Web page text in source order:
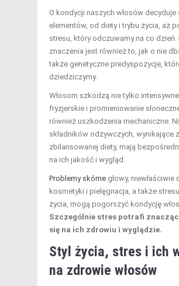
O kondycji naszych włosów decyduje
elementów, od diety i trybu życia, aż
stresu, który odczuwamy na co dzień.
znaczenia jest również to, jak o nie
także genetyczne predyspozycje,
dziedziczymy.
Włosom szkodzą nie tylko
fryzjerskie i promieniowanie
również uszkodzenia mechaniczne.
składników odżywczych, wynikające
zbilansowanej diety, mają
na ich jakość i wygląd.
Problemy skórne głowy, niewłaściwie
kosmetyki i pielęgnacja, a także
życia, mogą pogorszyć kondycję
Szczególnie stres potrafi
się na ich zdrowiu i wyglądzie.
Styl życia, stres i ich
na zdrowie włosów